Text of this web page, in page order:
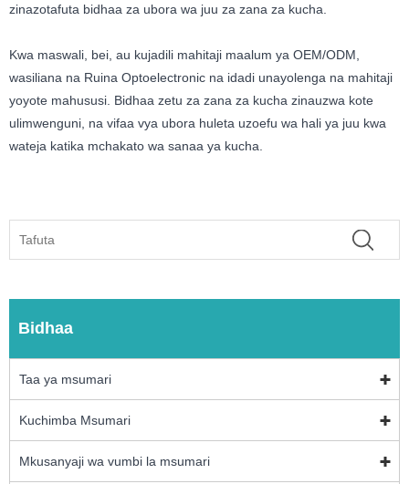
zinazotafuta bidhaa za ubora wa juu za zana za kucha.
Kwa maswali, bei, au kujadili mahitaji maalum ya OEM/ODM,
wasiliana na Ruina Optoelectronic na idadi unayolenga na mahitaji
yoyote mahususi. Bidhaa zetu za zana za kucha zinauzwa kote
ulimwenguni, na vifaa vya ubora huleta uzoefu wa hali ya juu kwa
wateja katika mchakato wa sanaa ya kucha.
Bidhaa
Taa ya msumari
Kuchimba Msumari
Mkusanyaji wa vumbi la msumari